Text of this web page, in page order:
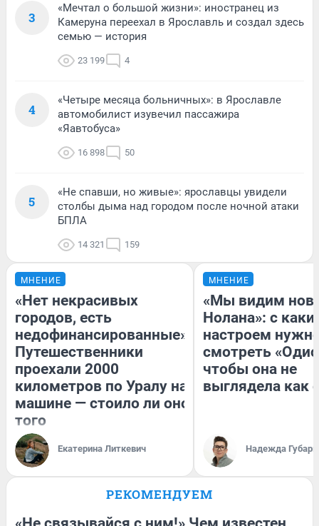
3
«Мечтал о большой жизни»: иностранец из
Камеруна переехал в Ярославль и создал здесь
семью — история
23 199 4
4
«Четыре месяца больничных»: в Ярославле
автомобилист изувечил пассажира
«Яавтобуса»
16 898 50
5
«Не спавши, но живые»: ярославцы увидели
столбы дыма над городом после ночной атаки
БПЛА
14 321 159
МНЕНИЕ
«Нет некрасивых
городов, есть
недофинансированные».
Путешественники
проехали 2000
километров по Уралу на
машине — стоило ли оно
того
Екатерина Литкевич
МНЕНИЕ
«Мы видим
Нолана»: с
настроем
смотреть
чтобы она не
выглядела как
Надежда Губарь
РЕКОМЕНДУЕМ